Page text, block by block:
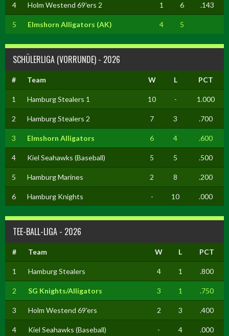
4 Holm Westend 69'ers 2 1 6 .143
5 Elmshorn Alligators (AK) 4 5
SCHÜLERLIGA (VORRUNDE) - 2026
# Team W L PCT
1 Hamburg Stealers 1 10 - 1.000
2 Hamburg Stealers 2 7 3 .700
3 Elmshorn Alligators 6 4 .600
4 Kiel Seahawks (Baseball) 5 5 .500
5 Hamburg Marines 2 8 .200
6 Hamburg Knights - 10 .000
TEE-BALL-LIGA - 2026
# Team W L PCT
1 Hamburg Stealers 4 1 .800
2 SG Knights/Alligators 3 1 .750
3 Holm Westend 69'ers 2 3 .400
4 Kiel Seahawks (Baseball) - 4 .000